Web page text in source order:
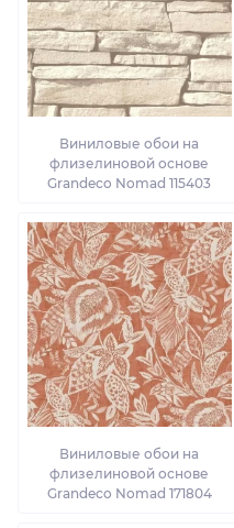
Виниловые обои на
флизелиновой основе
Grandeco Nomad 115403
Виниловые обои на
флизелиновой основе
Grandeco Nomad 171804